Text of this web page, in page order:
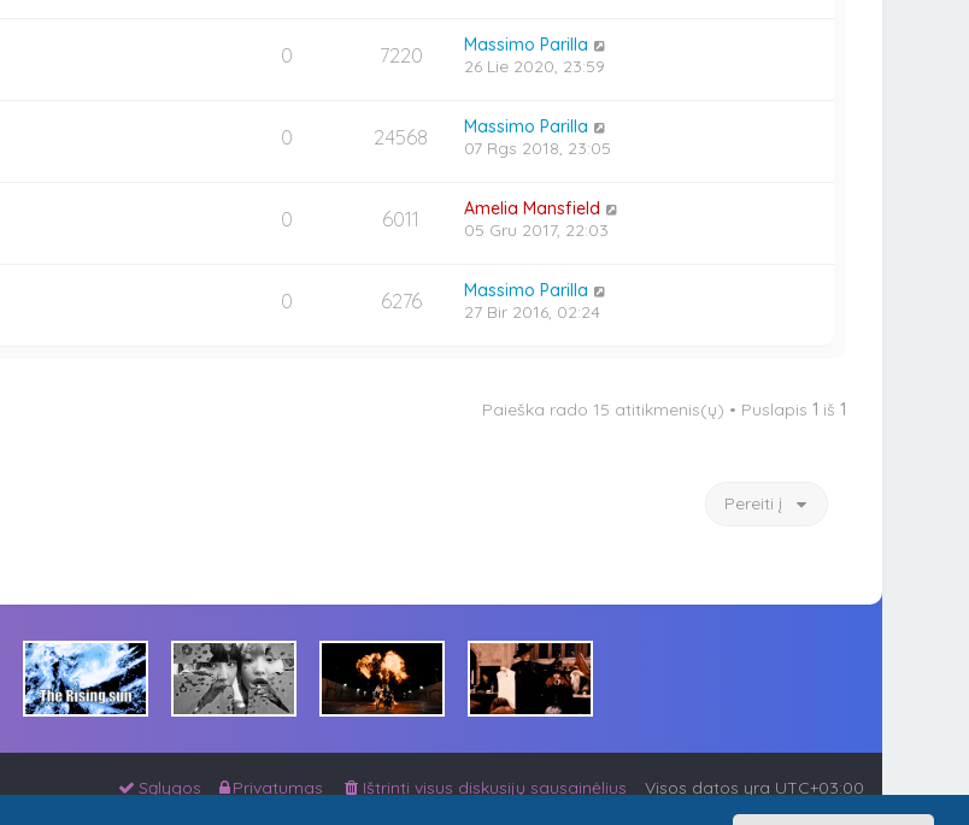
0 7220
Massimo Parilla
26 Lie 2020, 23:59
0 24568
Massimo Parilla
07 Rgs 2018, 23:05
0 6011
Amelia Mansfield
05 Gru 2017, 22:03
0 6276
Massimo Parilla
27 Bir 2016, 02:24
Paieška rado 15 atitikmenis(ų) • Puslapis 1 iš 1
Pereiti į
Visos datos yra UTC+03:00
Ištrinti visus diskusijų sausainėlius
Privatumas
Sąlygos